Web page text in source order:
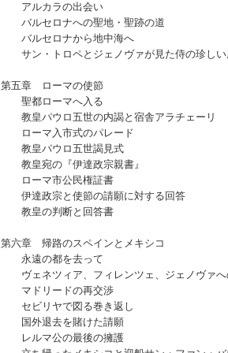
アルカラの出会い
バルセロナへの聖地・聖跡の道
バルセロナから地中海へ
サン・トロペとジェノヴァが見た侍の珍しい
第五章 ローマの使節
聖都ローマへ入る
教皇パウロ五世の内謁と宿舎アラチェーリ
ローマ入市式のパレード
教皇パウロ五世謁見式
教皇宛の『伊達政宗親書』
ローマ市公民権証書
伊達政宗と使節の請願に対する回答
教皇の判断と回答書
第六章 帰路のスペインとメキシコ
永遠の都を去って
ヴェネツィア、フィレンツェ、ジェノヴァへ
マドリードの再交渉
セビリヤで図る巻き返し
国外退去を賭けた請願
レルマ公の最後の擁護